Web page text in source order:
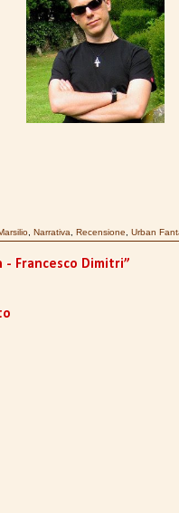
Narrativa Recensione Urban
- Francesco Dimitri”